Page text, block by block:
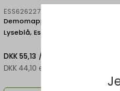
ESS626227
Demomappe, 40 lommer, A4,
Lyseblå, Esselte Colour'Breeze
DKK 55,13 / Stk
DKK 44,10 ekskl. moms